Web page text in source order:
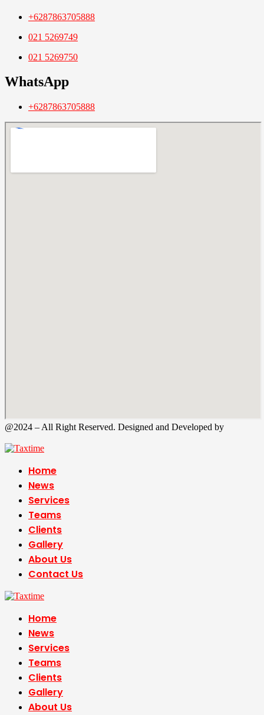
+6287863705888
021 5269749
021 5269750
WhatsApp
+6287863705888
@2024 – All Right Reserved. Designed and Developed by
Home
News
Services
Teams
Clients
Gallery
About Us
Contact Us
Home
News
Services
Teams
Clients
Gallery
About Us